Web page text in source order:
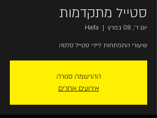
סטייל מתקדמות
יום ד׳, 08 במרץ
  |
Haifa
שיעורי התפתחות ליידי סטייל סלסה
ההרשמה סגורה
אירועים אחרים